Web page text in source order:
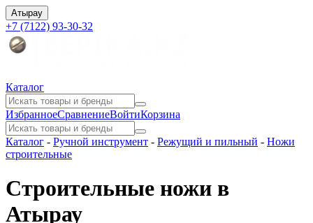
Атырау
+7 (7122) 93-30-32
Каталог
ИзбранноеСравнениеВойтиКорзина
Каталог - Ручной инструмент - Режущий и пильный - Ножи
строительные
Строительные ножи в
Атырау